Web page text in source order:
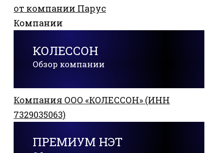
от компании Парус
Компании
КОЛЕССОН
Обзор компании
Компания ООО «КОЛЕССОН» (ИНН
7329035063)
ПРЕМИУМ НЭТ